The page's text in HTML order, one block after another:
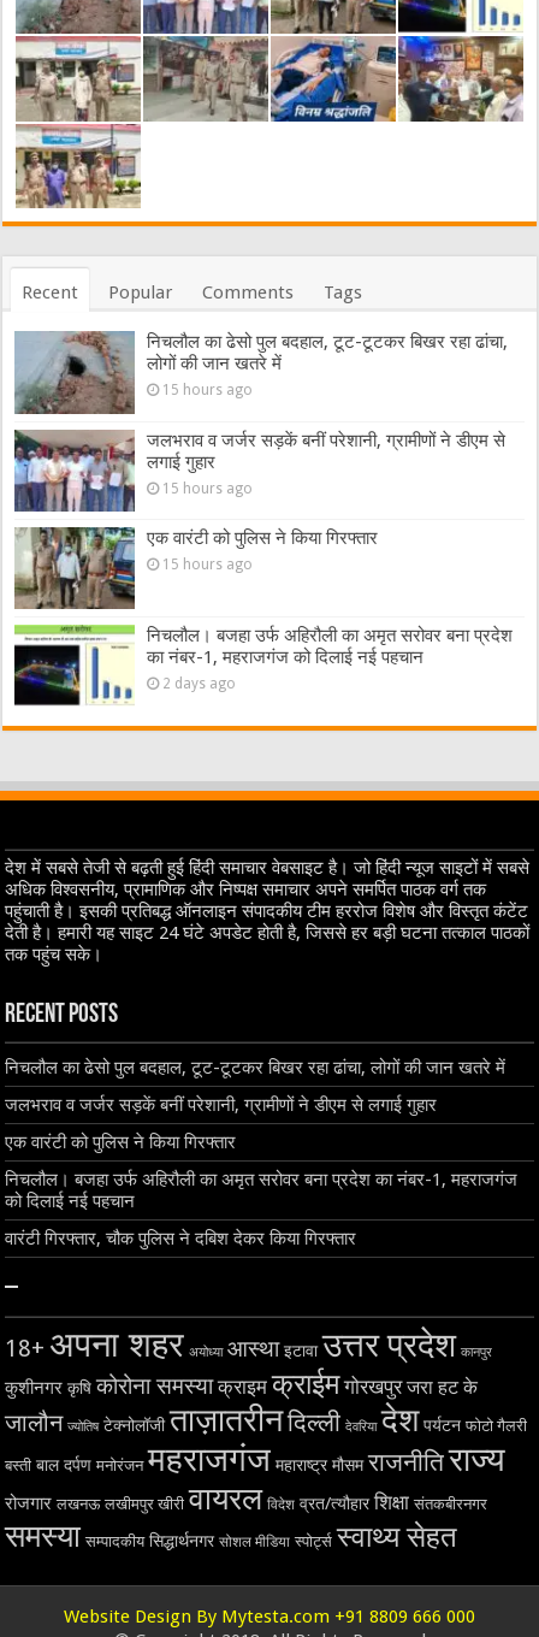
Recent Popular Comments Tags
निचलौल का ढेसो पुल बदहाल, टूट-टूटकर बिखर रहा ढांचा,
लोगों की जान खतरे में
15 hours ago
जलभराव व जर्जर सड़कें बनीं परेशानी, ग्रामीणों ने डीएम से
लगाई गुहार
15 hours ago
एक वारंटी को पुलिस ने किया गिरफ्तार
15 hours ago
निचलौल। बजहा उर्फ अहिरौली का अमृत सरोवर बना प्रदेश
का नंबर-1, महराजगंज को दिलाई नई पहचान
2 days ago
देश में सबसे तेजी से बढ़ती हुई हिंदी समाचार वेबसाइट है। जो हिंदी न्यूज साइटों में सबसे
अधिक विश्वसनीय, प्रामाणिक और निष्पक्ष समाचार अपने समर्पित पाठक वर्ग तक
पहुंचाती है। इसकी प्रतिबद्ध ऑनलाइन संपादकीय टीम हररोज विशेष और विस्तृत कंटेंट
देती है। हमारी यह साइट 24 घंटे अपडेट होती है, जिससे हर बड़ी घटना तत्काल पाठकों
तक पहुंच सके।
Recent Posts
निचलौल का ढेसो पुल बदहाल, टूट-टूटकर बिखर रहा ढांचा, लोगों की जान खतरे में
जलभराव व जर्जर सड़कें बनीं परेशानी, ग्रामीणों ने डीएम से लगाई गुहार
एक वारंटी को पुलिस ने किया गिरफ्तार
निचलौल। बजहा उर्फ अहिरौली का अमृत सरोवर बना प्रदेश का नंबर-1, महराजगंज
को दिलाई नई पहचान
वारंटी गिरफ्तार, चौक पुलिस ने दबिश देकर किया गिरफ्तार
–
18+ अपना शहर अयोध्या आस्था इटावा उत्तर प्रदेश कानपुर
कुशीनगर कृषि कोरोना समस्या क्राइम क्राईम गोरखपुर जरा हट के
जालौन ज्योतिष टेक्नोलॉजी ताज़ातरीनदिल्ली देवरिया देश पर्यटन फोटो गैलरी
बस्ती बाल दर्पण मनोरंजन महराजगंज महाराष्ट्र मौसम राजनीतिराज्य
रोजगार लखनऊ लखीमपुर खीरी वायरल विदेश व्रत/त्यौहार शिक्षा संतकबीरनगर
समस्या सम्पादकीय सिद्धार्थनगर सोशल मीडिया स्पोर्ट्स स्वाथ्य सेहत
Website Design By Mytesta.com +91 8809 666 000